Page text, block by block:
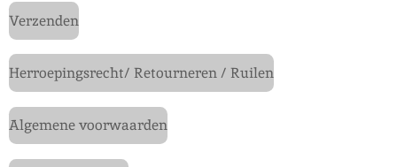
Verzenden
Herroepingsrecht/ Retourneren / Ruilen
Algemene voorwaarden